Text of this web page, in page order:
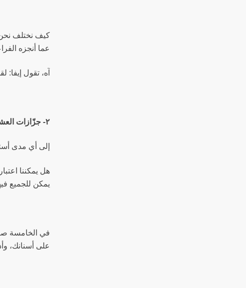
كيف نختلف نحن
عما أنجزه
آه، تقول إيفا:
٢- جزّازات العشب
إلى أي مدى
هل يمكننا
يمكن للجميع
في الخامسة
على أسنانك،